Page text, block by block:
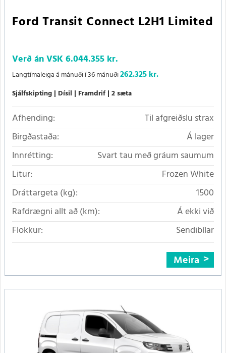
Ford Transit Connect L2H1 Limited
Verð án VSK6.044.355 kr.
Langtímaleiga á mánuði í 36 mánuði262.325 kr.
Sjálfskipting Dísil Framdrif 2 sæta
Afhending:
Til afgreiðslu strax
Birgðastaða:
Á lager
Innrétting:
Svart tau með gráum saumum
Litur:
Frozen White
Dráttargeta (kg):
1500
Rafdrægni allt að (km):
Á ekki við
Flokkur:
Sendibílar
Meira